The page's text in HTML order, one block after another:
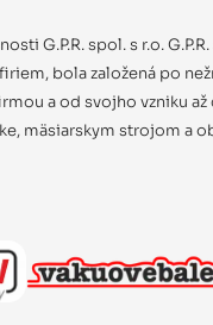
G.P.R. spol. s r.o.
bola založená po
a od svojho vzniku až
mäsiarskym strojom a